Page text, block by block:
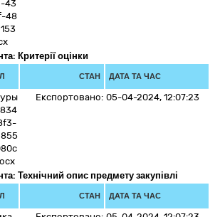
43
48
Критерії оцінки
СТАН ДАТА ТА ЧАС
Експортовано: 05-04-2024, 12:07:23
Технічний опис предмету закупівлі
СТАН ДАТА ТА ЧАС